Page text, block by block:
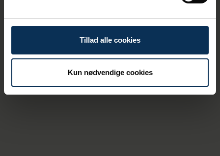
Tillad alle cookies
Kun nødvendige cookies
Øvrige havneservices
Landstrøm